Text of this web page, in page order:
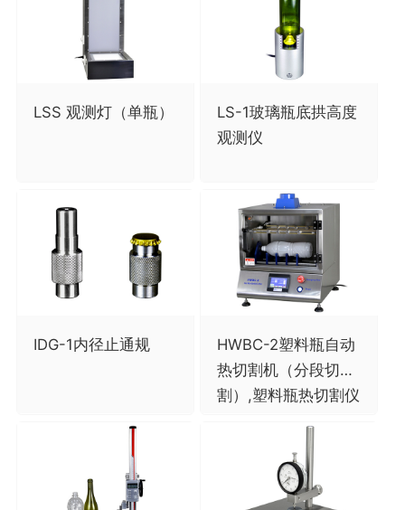
LSS 观测灯（单瓶）
LS-1玻璃瓶底拱高度
观测仪
IDG-1内径止通规
HWBC-2塑料瓶自动
热切割机（分段切
割）,塑料瓶热切割仪